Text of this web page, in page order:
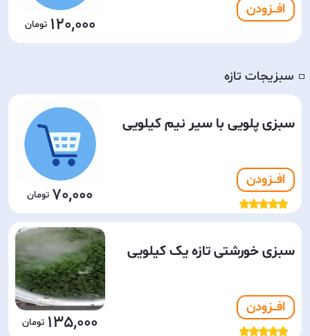
افـــزودن
120,000
◽️ سبزیجات تازه
سبزی پلویی با سیر نیم کیلویی
افـــزودن
70,000
سبزی خورشتی تازه یک کیلویی
افـــزودن
135,000